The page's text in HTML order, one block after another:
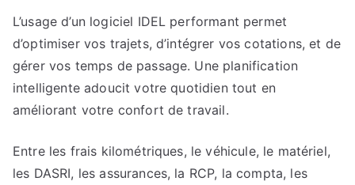
L’usage d’un logiciel IDEL performant permet
d’optimiser vos trajets, d’intégrer vos cotations, et de
gérer vos temps de passage. Une planification
intelligente adoucit votre quotidien tout en
améliorant votre confort de travail.
Entre les frais kilométriques, le véhicule, le matériel,
les DASRI, les assurances, la RCP, la compta, les